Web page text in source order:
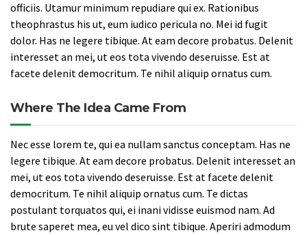
officiis. Utamur minimum repudiare qui ex. Rationibus
theophrastus his ut, eum iudico pericula no. Mei id fugit
dolor. Has ne legere tibique. At eam decore probatus. Delenit
interesset an mei, ut eos tota vivendo deseruisse. Est at
facete delenit democritum. Te nihil aliquip ornatus cum.
Where The Idea Came From
Nec esse lorem te, qui ea nullam sanctus conceptam. Has ne
legere tibique. At eam decore probatus. Delenit interesset an
mei, ut eos tota vivendo deseruisse. Est at facete delenit
democritum. Te nihil aliquip ornatus cum. Te dictas
postulant torquatos qui, ei inani vidisse euismod nam. Ad
brute saperet mea, eu vel dico sint tibique. Aperiri admodum